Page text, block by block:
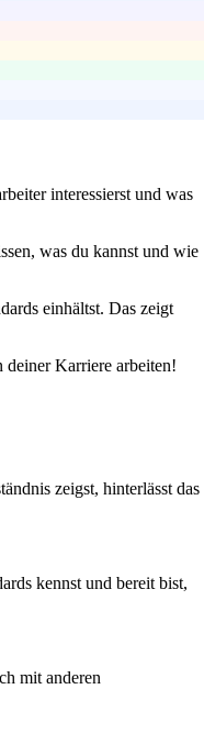
interessierst und was
was du kannst und wie
einhältst. Das zeigt
deiner Karriere arbeiten!
zeigst, hinterlässt das
kennst und bereit bist,
mit anderen